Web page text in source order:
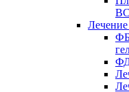
Лечение